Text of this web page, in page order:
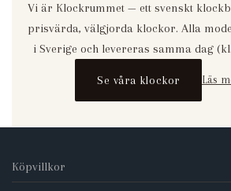
Vi är Klockrummet — ett svenskt
prisvärda, välgjorda klockor. Alla
i Sverige och levereras samma dag
Se våra klockor Läs
Köpvillkor